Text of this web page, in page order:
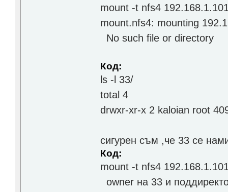
mount -t nfs4
mount.nfs4: mounting
No such file or directory
Код:
ls -l 33/
total 4
drwxr-xr-x 2 kaloian root
сигурен съм ,че 33 се
Код:
mount -t nfs4
owner на 33 и